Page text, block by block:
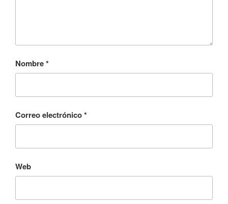
Nombre*
Correo electrónico*
Web